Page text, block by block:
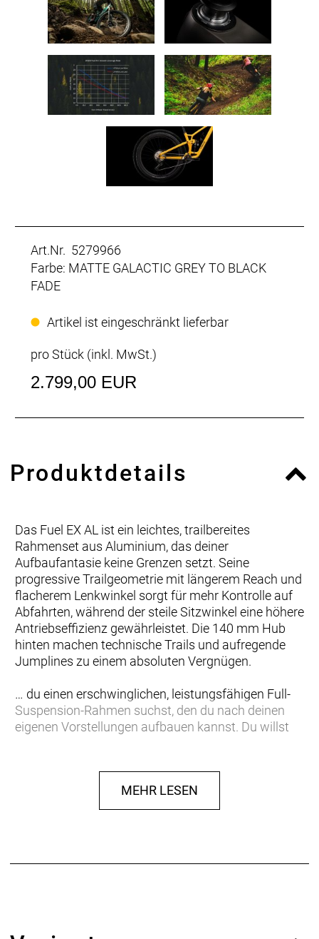
Art.Nr. 5279966
Farbe: MATTE GALACTIC GREY TO BLACK
FADE
Artikel ist eingeschränkt lieferbar
pro Stück (inkl. MwSt.)
2.799,00 EUR
Produktdetails
Das Fuel EX AL ist ein leichtes, trailbereites
Rahmenset aus Aluminium, das deiner
Aufbaufantasie keine Grenzen setzt. Seine
progressive Trailgeometrie mit längerem Reach und
flacherem Lenkwinkel sorgt für mehr Kontrolle auf
Abfahrten, während der steile Sitzwinkel eine höhere
Antriebseffizienz gewährleistet. Die 140 mm Hub
hinten machen technische Trails und aufregende
Jumplines zu einem absoluten Vergnügen.
… du einen erschwinglichen, leistungsfähigen Full-
Suspension-Rahmen suchst, den du nach deinen
eigenen Vorstellungen aufbauen kannst. Du willst
problemlos klarkommt.
Einen leichten Aluminiumrahmen mit interner
MEHR LESEN